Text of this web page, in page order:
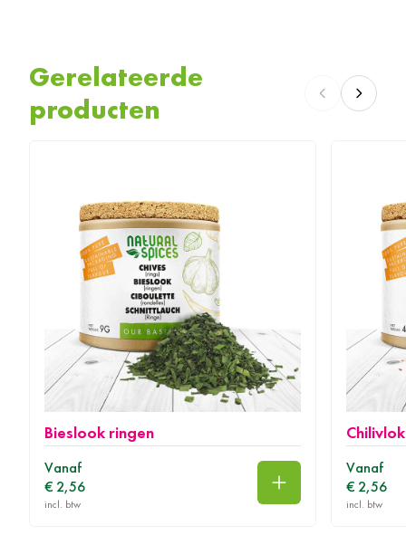
Gerelateerde
producten
Bieslook ringen
Vanaf
€ 2,56
In winkelwagen
Vanaf
€ 2,56